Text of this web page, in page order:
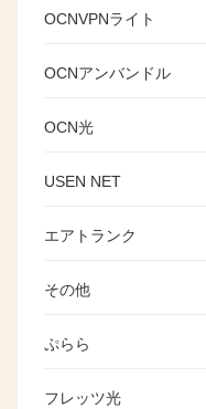
OCNVPNライト
OCNアンバンドル
OCN光
USEN NET
エアトランク
その他
ぷらら
フレッツ光